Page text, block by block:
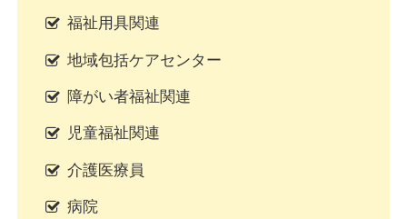
福祉用具関連
地域包括ケアセンター
障がい者福祉関連
児童福祉関連
介護医療員
病院